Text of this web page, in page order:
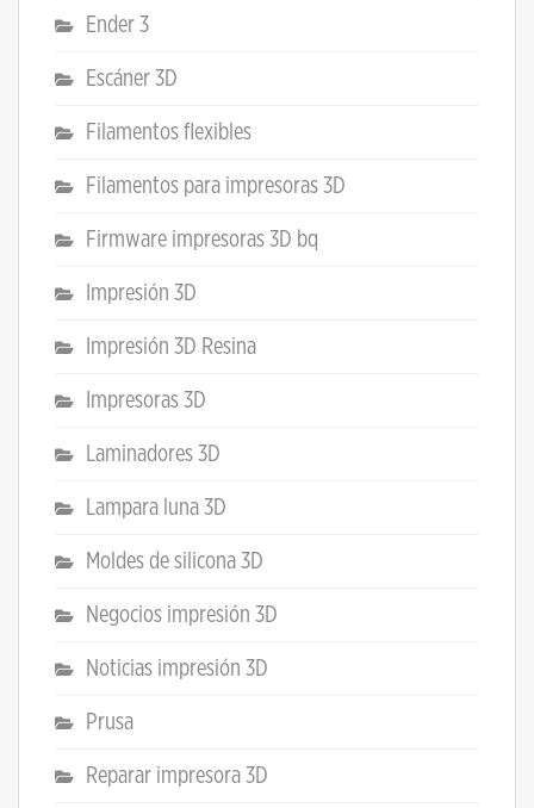
Ender 3
Escáner 3D
Filamentos flexibles
Filamentos para impresoras 3D
Firmware impresoras 3D bq
Impresión 3D
Impresión 3D Resina
Impresoras 3D
Laminadores 3D
Lampara luna 3D
Moldes de silicona 3D
Negocios impresión 3D
Noticias impresión 3D
Prusa
Reparar impresora 3D